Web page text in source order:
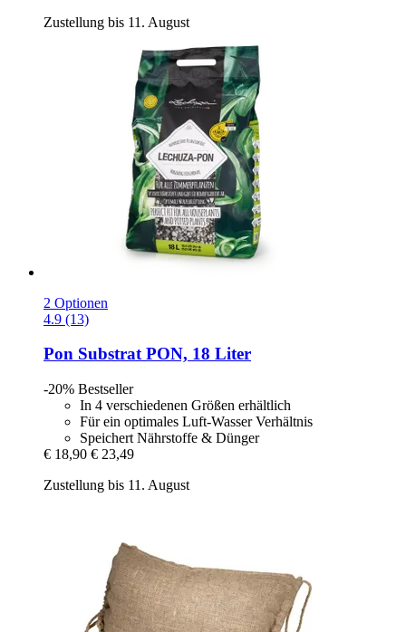
Zustellung bis 11. August
2 Optionen
4.9 (13)
Pon Substrat PON, 18 Liter
-20% Bestseller
In 4 verschiedenen Größen erhältlich
Für ein optimales Luft-Wasser Verhältnis
Speichert Nährstoffe & Dünger
€ 18,90 € 23,49
Zustellung bis 11. August